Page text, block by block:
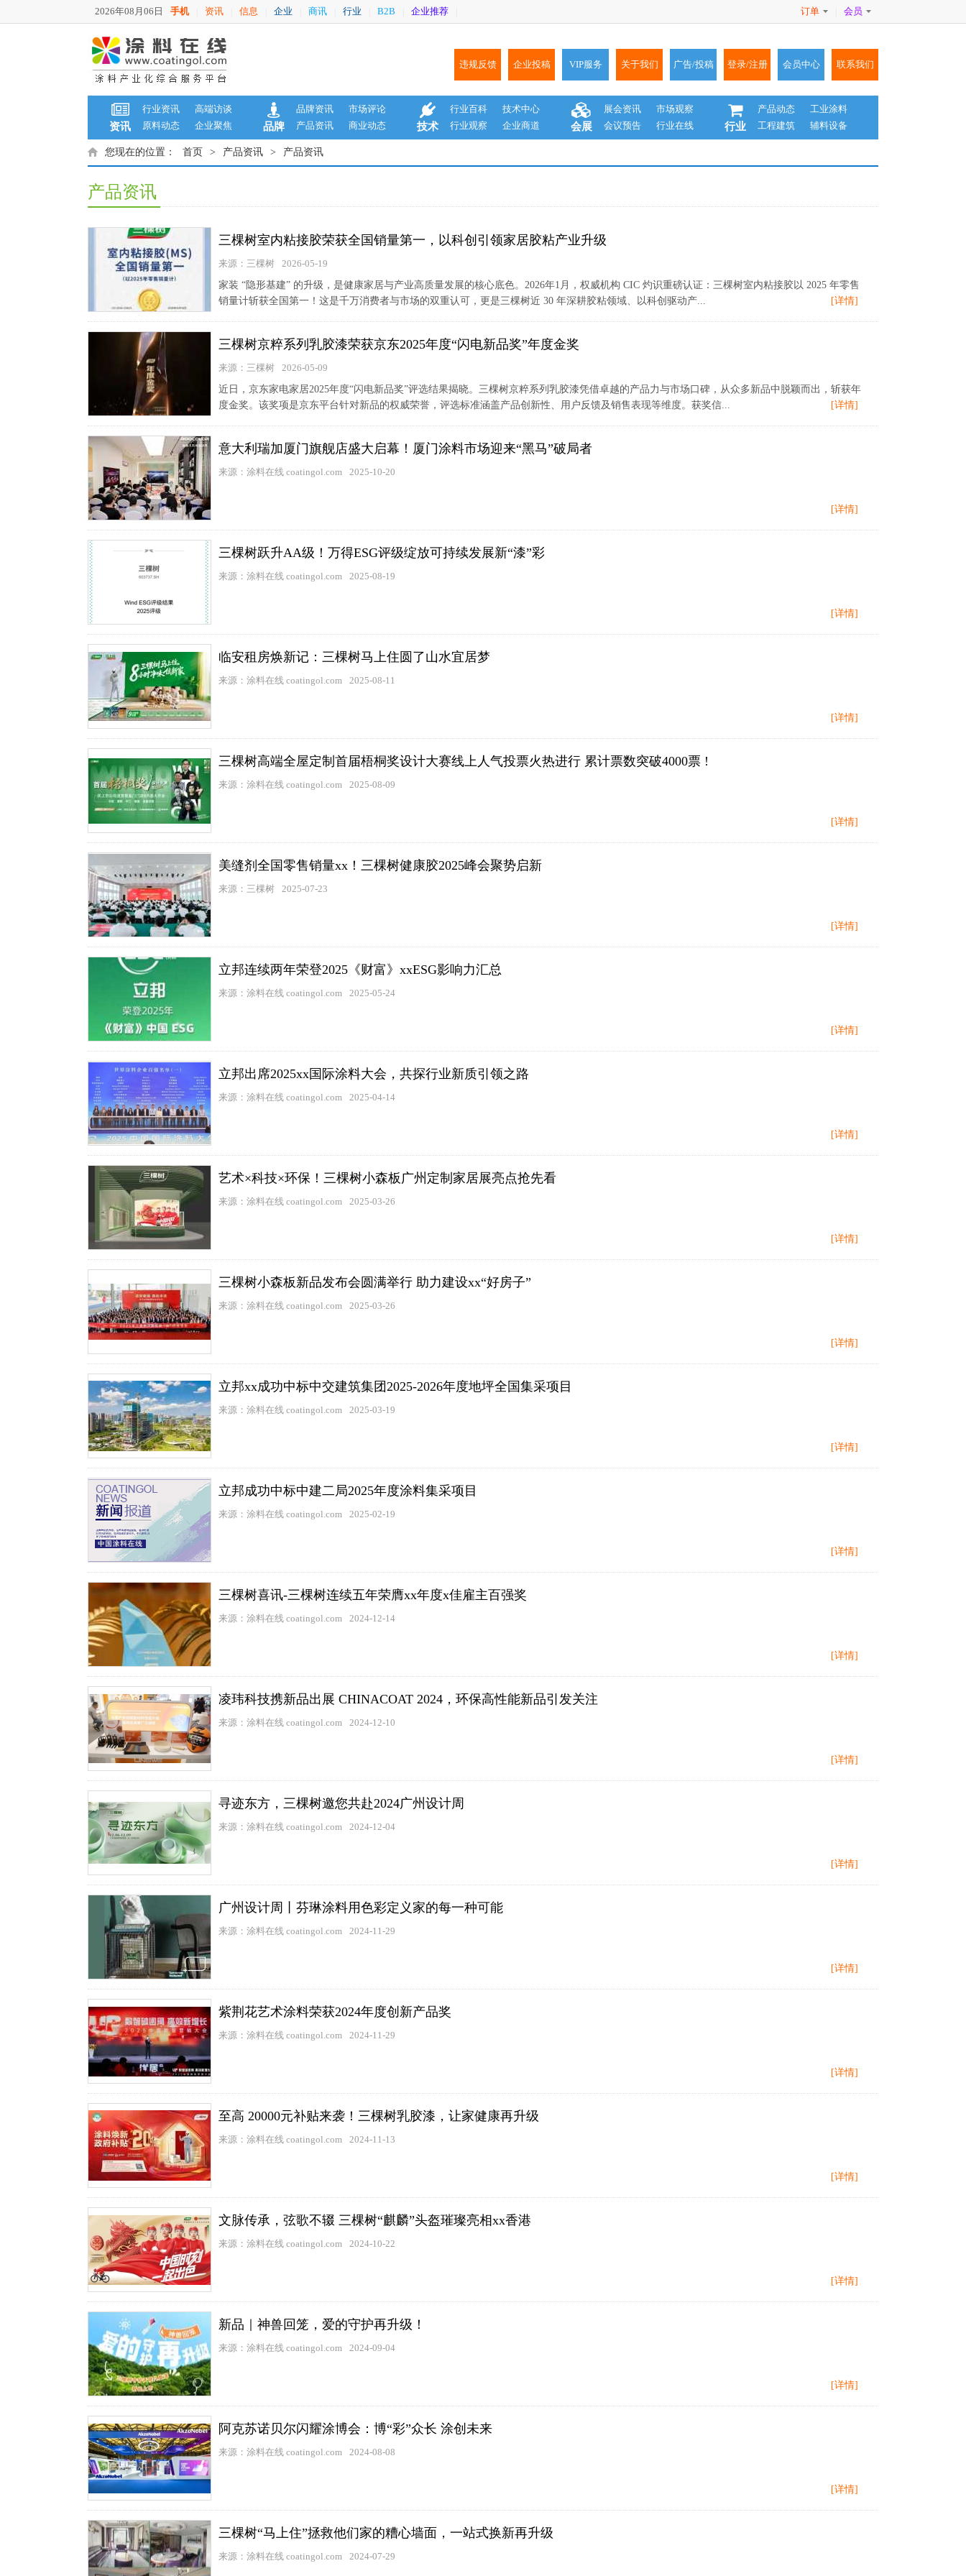
2026年08月06日 手机 资讯 信息 企业 商讯 行业 B2B 企业推荐 订单 会员
违规反馈 企业投稿 VIP服务 关于我们 广告/投稿 登录/注册 会员中心 联系我们
资讯
行业资讯
高端访谈
原料动态
企业聚焦 品牌
品牌资讯
市场评论
产品资讯
商业动态 技术
行业百科
技术中心
行业观察
企业商道 会展
展会资讯
市场观察
会议预告
行业在线 行业
产品动态
工业涂料
工程建筑
辅料设备
您现在的位置： 首页 > 产品资讯 > 产品资讯
产品资讯
三棵树室内粘接胶荣获全国销量第一，以科创引领家居胶粘产业升级
来源：三棵树
2026-05-19
家装 “隐形基建” 的升级，是健康家居与产业高质量发展的核心底色。2026年1月，权威机构 CIC 灼识重磅认证：三棵树室内粘接胶以 2025 年零售
销量计斩获全国第一！这是千万消费者与市场的双重认可，更是三棵树近 30 年深耕胶粘领域、以科创驱动产...
[详情]
三棵树京粹系列乳胶漆荣获京东2025年度“闪电新品奖”年度金奖
来源：三棵树
2026-05-09
近日，京东家电家居2025年度“闪电新品奖”评选结果揭晓。三棵树京粹系列乳胶漆凭借卓越的产品力与市场口碑，从众多新品中脱颖而出，斩获年
度金奖。该奖项是京东平台针对新品的权威荣誉，评选标准涵盖产品创新性、用户反馈及销售表现等维度。获奖信...
[详情]
意大利瑞加厦门旗舰店盛大启幕！厦门涂料市场迎来“黑马”破局者
来源：涂料在线 coatingol.com 2025-10-20
[详情]
三棵树跃升AA级！万得ESG评级绽放可持续发展新“漆”彩
来源：涂料在线 coatingol.com 2025-08-19
[详情]
临安租房焕新记：三棵树马上住圆了山水宜居梦
来源：涂料在线 coatingol.com 2025-08-11
[详情]
三棵树高端全屋定制首届梧桐奖设计大赛线上人气投票火热进行 累计票数突破4000票 !
来源：涂料在线 coatingol.com 2025-08-09
[详情]
美缝剂全国零售销量xx！三棵树健康胶2025峰会聚势启新
来源：三棵树 2025-07-23
[详情]
立邦连续两年荣登2025《财富》xxESG影响力汇总
来源：涂料在线 coatingol.com 2025-05-24
[详情]
立邦出席2025xx国际涂料大会，共探行业新质引领之路
来源：涂料在线 coatingol.com 2025-04-14
[详情]
艺术×科技×环保！三棵树小森板广州定制家居展亮点抢先看
来源：涂料在线 coatingol.com 2025-03-26
[详情]
三棵树小森板新品发布会圆满举行 助力建设xx“好房子”
来源：涂料在线 coatingol.com 2025-03-26
[详情]
立邦xx成功中标中交建筑集团2025-2026年度地坪全国集采项目
来源：涂料在线 coatingol.com 2025-03-19
[详情]
立邦成功中标中建二局2025年度涂料集采项目
来源：涂料在线 coatingol.com 2025-02-19
[详情]
三棵树喜讯-三棵树连续五年荣膺xx年度x佳雇主百强奖
来源：涂料在线 coatingol.com 2024-12-14
[详情]
凌玮科技携新品出展 CHINACOAT 2024，环保高性能新品引发关注
来源：涂料在线 coatingol.com 2024-12-10
[详情]
寻迹东方，三棵树邀您共赴2024广州设计周
来源：涂料在线 coatingol.com 2024-12-04
[详情]
广州设计周丨芬琳涂料用色彩定义家的每一种可能
来源：涂料在线 coatingol.com 2024-11-29
[详情]
紫荆花艺术涂料荣获2024年度创新产品奖
来源：涂料在线 coatingol.com 2024-11-29
[详情]
至高 20000元补贴来袭！三棵树乳胶漆，让家健康再升级
来源：涂料在线 coatingol.com 2024-11-13
[详情]
文脉传承，弦歌不辍 三棵树“麒麟”头盔璀璨亮相xx香港
来源：涂料在线 coatingol.com 2024-10-22
[详情]
新品｜神兽回笼，爱的守护再升级！
来源：涂料在线 coatingol.com 2024-09-04
[详情]
阿克苏诺贝尔闪耀涂博会：博“彩”众长 涂创未来
来源：涂料在线 coatingol.com 2024-08-08
[详情]
三棵树“马上住”拯救他们家的糟心墙面，一站式换新再升级
来源：涂料在线 coatingol.com 2024-07-29